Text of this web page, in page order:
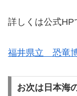
詳しくは公式HP
福井県立 恐竜
お次は日本海